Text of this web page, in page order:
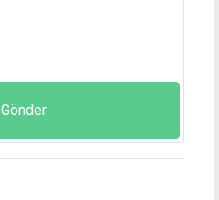
Gönder